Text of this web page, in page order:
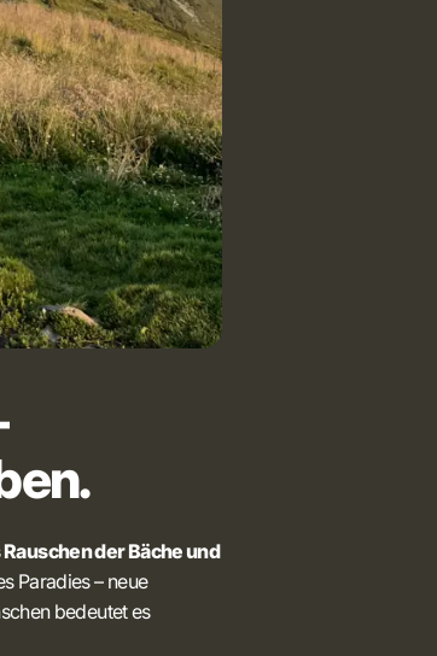
der Bäche und
Paradies – neue
bedeutet es